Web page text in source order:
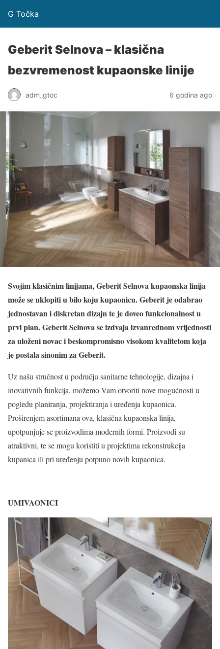
G Točka
Geberit Selnova – klasična
bezvremenost kupaonske linije
adm_gtoc 6 godina ago
Svojim klasičnim linijama, Geberit Selnova kupaonska linija
može se uklopiti u bilo koju kupaonicu. Geberit je odabrao
jednostavan i diskretan dizajn te je doveo funkcionalnost u
prvi plan. Geberit Selnova se izdvaja izvanrednom vrijednosti
za uloženi novac i beskompromisno visokom kvalitetom koja
je postala sinonim za Geberit.
Uz našu stručnost u području sanitarne tehnologije, dizajna i
inovativnih funkcija, možemo Vam otvoriti nove mogućnosti u
pogledu planiranja, projektiranja i uređenja kupaonica.
Proširenjem asortimana ova, klasična kupaonska linija,
upotpunjuje se proizvodima modernih formi. Proizvodi su
atraktivni, te se mogu koristiti u projektima rekonstrukcija
kupanica ili pri uređenju potpuno novih kupaonica.
UMIVAONICI